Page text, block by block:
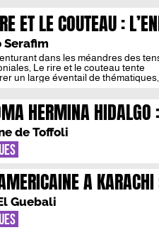
ET LE COUTEAU :
DE BONNES
Serafim
dans les méandres des
Le rire et le couteau tente
un large éventail de
à une vérité plus fragile, tissée
de l’intime, n’abolissant pas les
de force, mais […]
HERMINA HIDALGO :
L’INCESTE EN
COMME ON
UNE POUPEE
de Toffoli
A KARACHI
POURSUITE D’ONIJAH
Guebali